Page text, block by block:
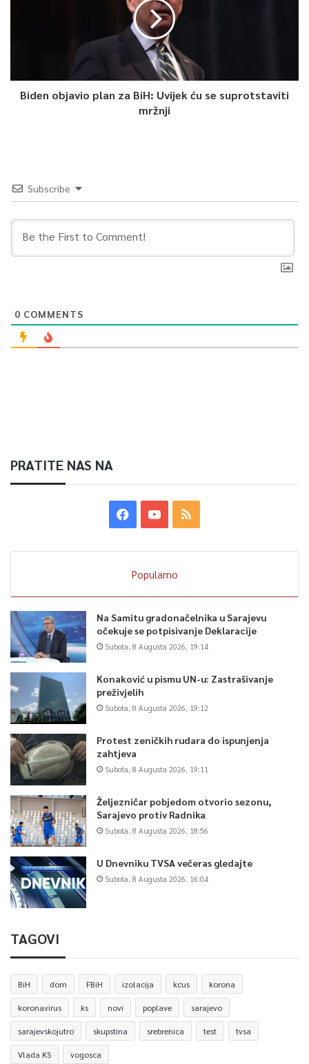
Biden objavio plan za BiH: Uvijek ću se suprotstaviti
mržnji
Subscribe
0 COMMENTS
PRATITE NAS NA
Popularno
Na Samitu gradonačelnika u Sarajevu
očekuje se potpisivanje Deklaracije
Subota, 8 Augusta 2026, 19:14
Konaković u pismu UN-u: Zastrašivanje
preživjelih
Subota, 8 Augusta 2026, 19:12
Protest zeničkih rudara do ispunjenja
zahtjeva
Subota, 8 Augusta 2026, 19:11
Željezničar pobjedom otvorio sezonu,
Sarajevo protiv Radnika
Subota, 8 Augusta 2026, 18:56
U Dnevniku TVSA večeras gledajte
Subota, 8 Augusta 2026, 16:04
TAGOVI
BiH dom FBiH izolacija kcus korona
koronavirus ks novi poplave sarajevo
sarajevskojutro skupstina srebrenica test tvsa
Vlada KS vogosca